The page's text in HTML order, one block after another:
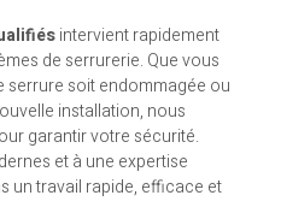
intervient rapidement
de serrurerie. Que vous
serrure soit endommagée ou
installation, nous
garantir votre sécurité.
et à une expertise
un travail rapide, efficace et